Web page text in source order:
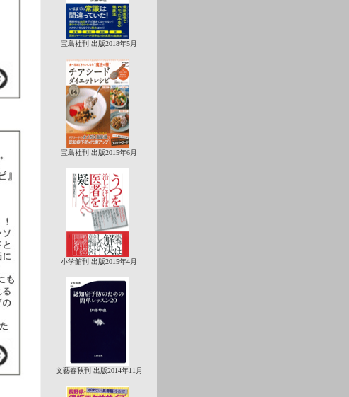
宝島社刊 出版2018年5月
宝島社刊 出版2015年6月
小学館刊 出版2015年4月
文藝春秋刊 出版2014年11月